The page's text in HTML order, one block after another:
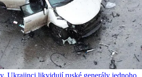
Ukrajinci likvidují ruské generály jednoho